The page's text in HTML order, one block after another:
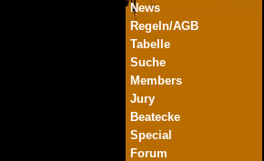
News
Regeln/AGB
Tabelle
Suche
Members
Jury
Beatecke
Special
Forum